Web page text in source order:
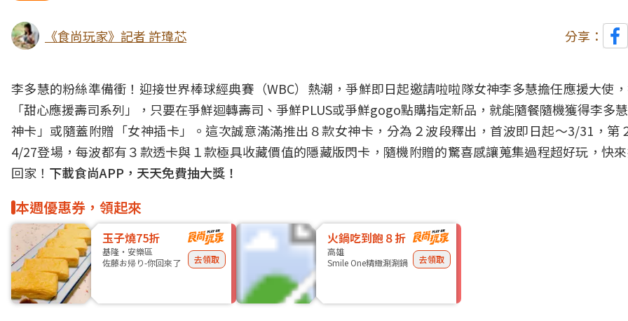
《食尚玩家》記者 許瑋芯 分享：
李多慧的粉絲準備衝！迎接世界棒球經典賽（WBC）熱潮，爭鮮即日起邀請啦啦隊女神李多慧擔任應援大使
「甜心應援壽司系列」，只要在爭鮮迴轉壽司、爭鮮PLUS或爭鮮gogo點購指定新品，就能隨餐隨機獲得李多
神卡」或隨蓋附贈「女神插卡」。這次誠意滿滿推出８款女神卡，分為２波段釋出，首波即日起～3/31，第
4/27登場，每波都有３款透卡與１款極具收藏價值的隱藏版閃卡，隨機附贈的驚喜感讓蒐集過程超好玩，快
回家！ 下載食尚APP，天天免費抽大獎！
本週優惠券，領起來
玉子燒75折
基隆・安樂區
佐藤お帰り-你回來了
去領取
火鍋吃到飽８折
高雄
Smile One精緻涮涮鍋
去領取